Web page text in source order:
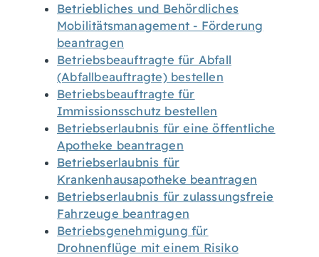
Betriebliches und Behördliches
Mobilitätsmanagement - Förderung
beantragen
Betriebsbeauftragte für Abfall
(Abfallbeauftragte) bestellen
Betriebsbeauftragte für
Immissionsschutz bestellen
Betriebserlaubnis für eine öffentliche
Apotheke beantragen
Betriebserlaubnis für
Krankenhausapotheke beantragen
Betriebserlaubnis für zulassungsfreie
Fahrzeuge beantragen
Betriebsgenehmigung für
Drohnenflüge mit einem Risiko